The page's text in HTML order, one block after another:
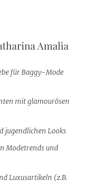
Amalia
für Baggy-Mode
mit glamourösen
jugendlichen Looks
Modetrends und
Luxusartikeln (z.B.